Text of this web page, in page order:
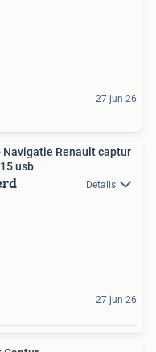
27 jun 26
Navigatie Renault captur
usb
Details
27 jun 26